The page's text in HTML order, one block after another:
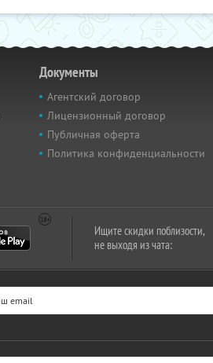
Документы
Агентский договор
Лицензионный договор
Публичная оферта
Политика конфиденциальности
Ищите скидки поблизости,
не выходя из чата: